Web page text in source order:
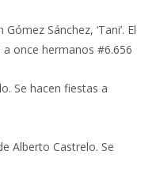
Gómez Sánchez, ‘Tani’. El
once hermanos #6.656
Se hacen fiestas a
Alberto Castrelo. Se